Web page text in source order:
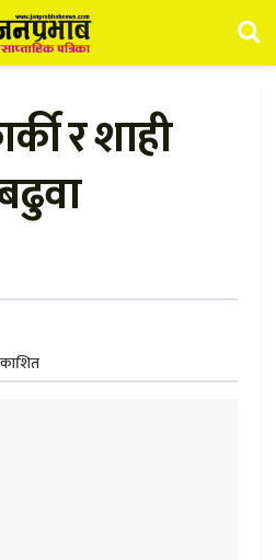
र शाही